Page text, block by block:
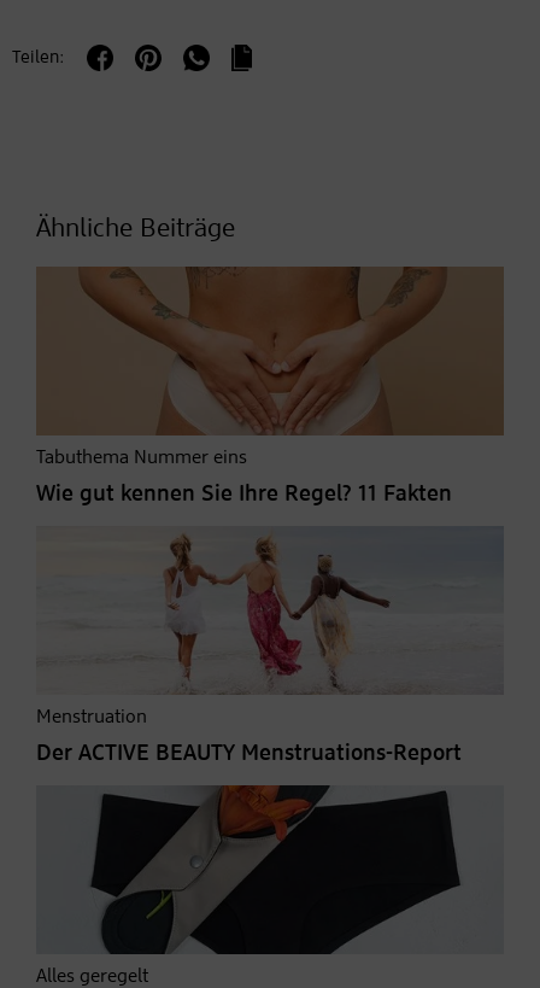
Teilen:
Ähnliche Beiträge
Tabuthema Nummer eins
Wie gut kennen Sie Ihre Regel? 11 Fakten
Menstruation
Der ACTIVE BEAUTY Menstruations-Report
Alles geregelt